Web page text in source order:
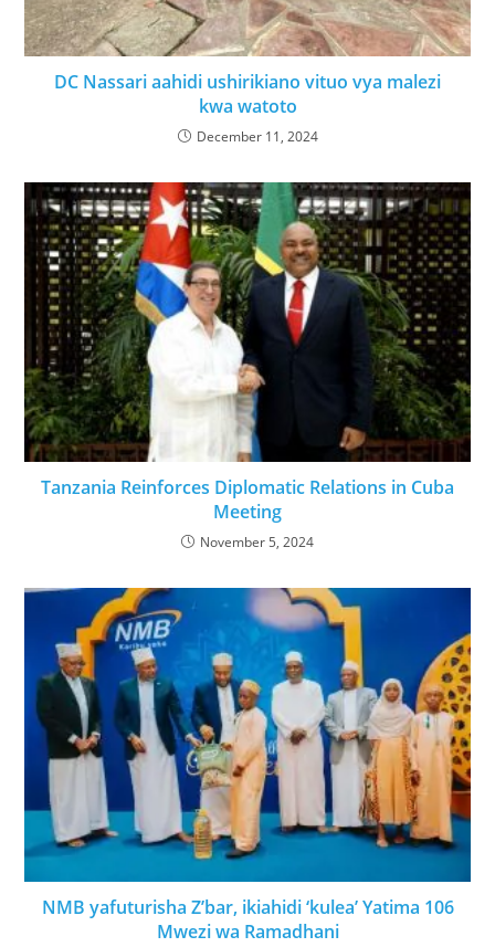
DC Nassari aahidi ushirikiano vituo vya malezi
kwa watoto
December 11, 2024
Tanzania Reinforces Diplomatic Relations in Cuba
Meeting
November 5, 2024
NMB yafuturisha Z’bar, ikiahidi ‘kulea’ Yatima 106
Mwezi wa Ramadhani